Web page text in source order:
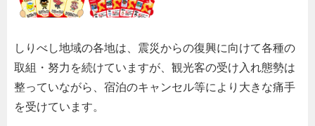
しりべし地域の各地は、震災からの復興に向けて各種の
取組・努力を続けていますが、観光客の受け入れ態勢は
整っていながら、宿泊のキャンセル等により大きな痛手
を受けています。